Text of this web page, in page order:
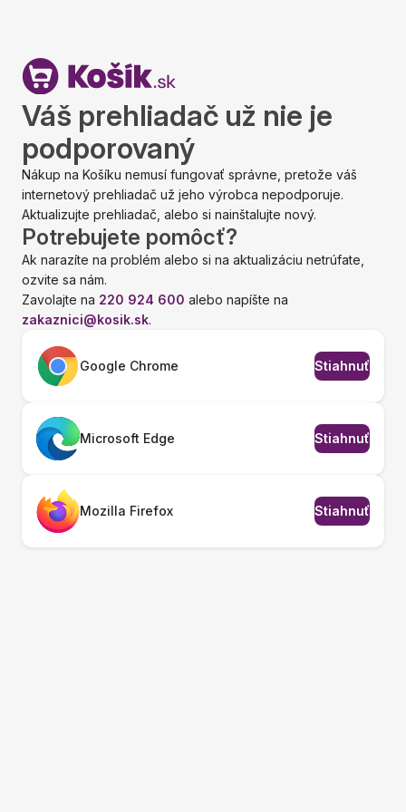
Váš prehliadač už nie je
podporovaný
Nákup na Košíku nemusí fungovať správne, pretože váš
internetový prehliadač už jeho výrobca nepodporuje.
Aktualizujte prehliadač, alebo si nainštalujte nový.
Potrebujete pomôcť?
Ak narazíte na problém alebo si na aktualizáciu netrúfate,
ozvite sa nám.
Zavolajte na 220 924 600 alebo napíšte na
zakaznici@kosik.sk.
Google Chrome Stiahnuť
Microsoft Edge Stiahnuť
Mozilla Firefox Stiahnuť